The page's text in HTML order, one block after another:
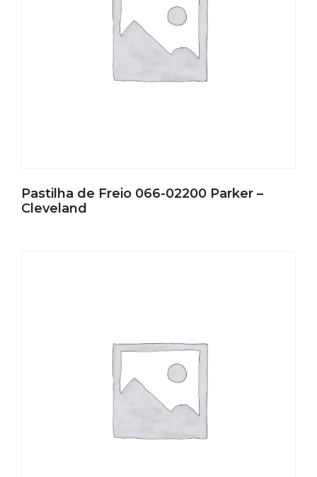
Pastilha de Freio 066-02200 Parker –
Cleveland